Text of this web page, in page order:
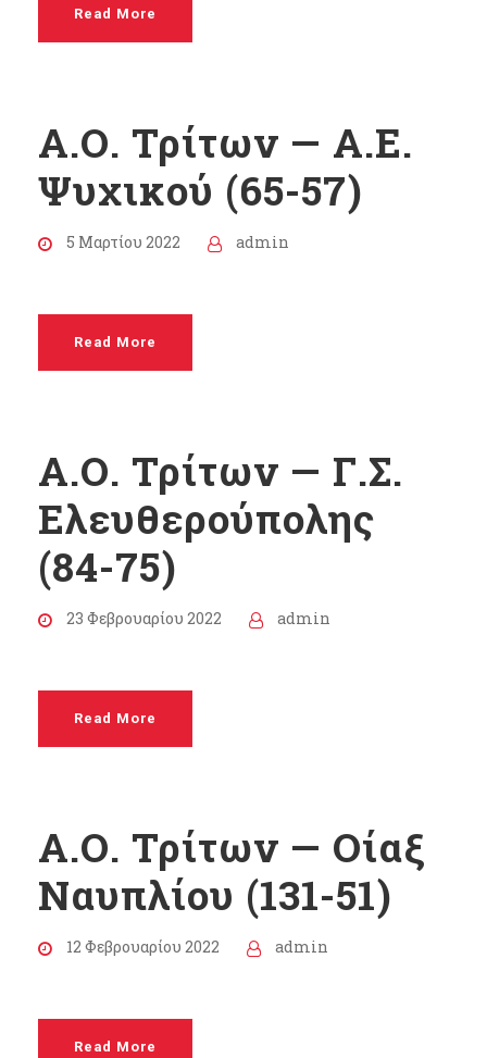
Read More
Α.Ο. Τρίτων — Α.Ε.
Ψυχικού (65-57)
5 Μαρτίου 2022 admin
Read More
Α.Ο. Τρίτων — Γ.Σ.
Ελευθερούπολης
(84-75)
23 Φεβρουαρίου 2022 admin
Read More
Α.Ο. Τρίτων — Οίαξ
Ναυπλίου (131-51)
12 Φεβρουαρίου 2022 admin
Read More